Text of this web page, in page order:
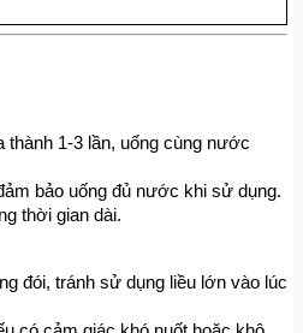
bảo uống đủ nước khi sử dụng.
thời gian dài.